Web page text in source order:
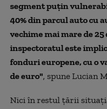
segment puțin
40% din parcul auto cu
vechime mai mare de
inspectoratul este
fonduri europene, cu o
de euro", spune Lucian
Nici în restul ţării